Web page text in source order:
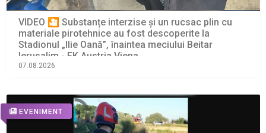
VIDEO 🎦 Substanțe interzise și un rucsac plin cu
materiale pirotehnice au fost descoperite la
Stadionul „Ilie Oană”, înaintea meciului Beitar
Ierusalim - FK Austria Viena
07.08.2026
EVENIMENT